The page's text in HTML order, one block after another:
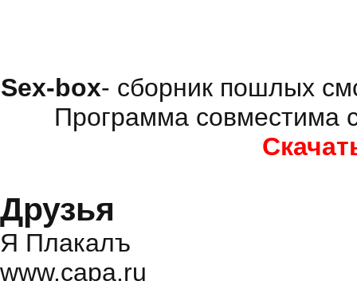
Sex-box- сборник пошлых
Программа совместима
Друзья
Я Плакалъ
www.capa.ru